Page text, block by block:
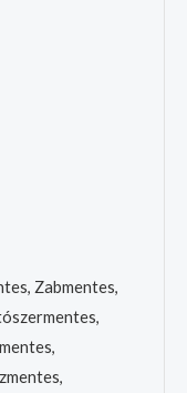
Zabmentes,